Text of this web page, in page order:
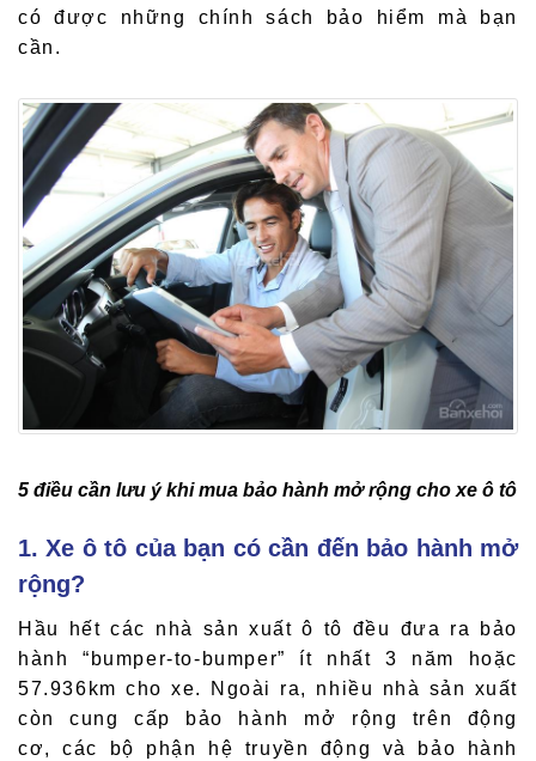
có được những chính sách bảo hiểm mà bạn
cần.
5 điều cần lưu ý khi mua bảo hành mở rộng cho xe ô tô
1. Xe ô tô của bạn có cần đến bảo hành mở
rộng?
Hầu hết các nhà sản xuất ô tô đều đưa ra bảo
hành “bumper-to-bumper” ít nhất 3 năm hoặc
57.936km cho xe. Ngoài ra, nhiều nhà sản xuất
còn cung cấp bảo hành mở rộng trên động
cơ, các bộ phận hệ truyền động và bảo hành